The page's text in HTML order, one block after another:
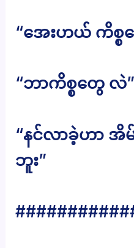
“အေးဟယ် ကိစ္စ
“ဘာကိစ္စတွေ လဲ”
“နင်လာခဲ့ဟာ
ဘူး”